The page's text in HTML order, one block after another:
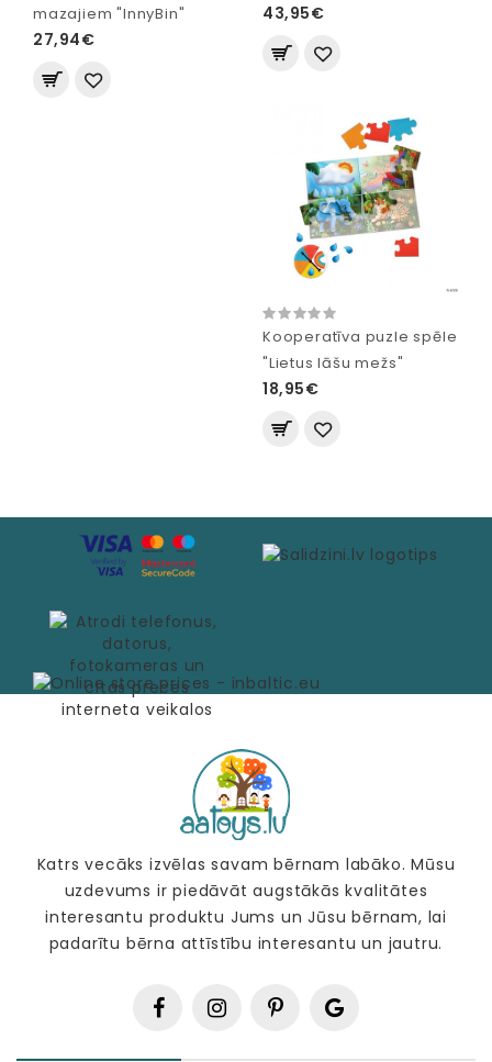
mazajiem "InnyBin"
27,94€
43,95€
Kooperatīva puzle spēle
"Lietus lāšu mežs"
18,95€
Katrs vecāks izvēlas savam bērnam labāko. Mūsu
uzdevums ir piedāvāt augstākās kvalitātes
interesantu produktu Jums un Jūsu bērnam, lai
padarītu bērna attīstību interesantu un jautru.